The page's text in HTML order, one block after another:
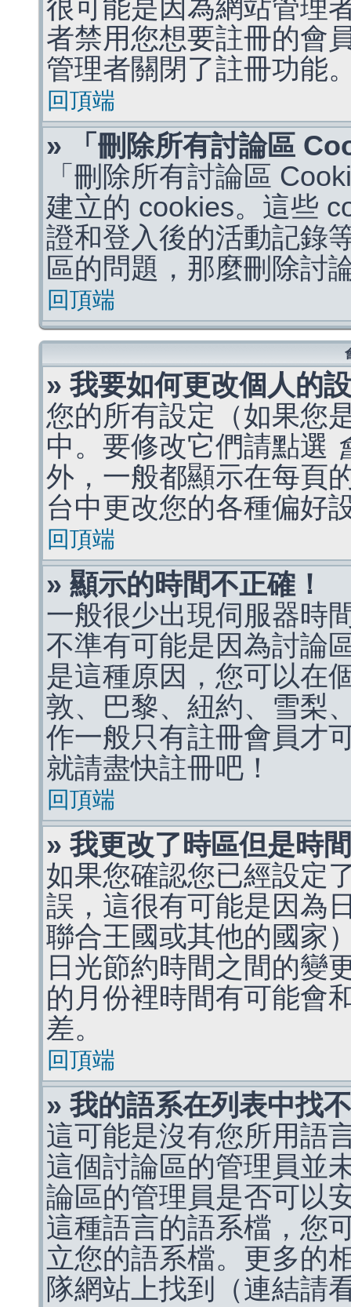
很可能是因為網站管理
者禁用您想要註冊的會
管理者關閉了註冊功能
回頂端
» 「刪除所有討論區
「刪除所有討論區
建立的 cookies。這些
證和登入後的活動記錄
區的問題，那麼刪除討
回頂端
» 我要如何更改個人的
您的所有設定（如果您
中。要修改它們請點選
外，一般都顯示在每頁
台中更改您的各種偏好
回頂端
» 顯示的時間不正確！
一般很少出現伺服器時
不準有可能是因為討論
是這種原因，您可以在
敦、巴黎、紐約、雪梨
作一般只有註冊會員才
就請盡快註冊吧！
回頂端
» 我更改了時區但是時
如果您確認您已經設定
誤，這很有可能是因為
聯合王國或其他的國家
日光節約時間之間的變
的月份裡時間有可能會
差。
回頂端
» 我的語系在列表中找
這可能是沒有您所用語
這個討論區的管理員並
論區的管理員是否可以
這種語言的語系檔，您
立您的語系檔。更多的
隊網站上找到（連結請